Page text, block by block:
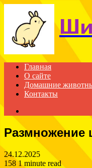
Главная
О сайте
Домашние
Контакты
Размножение
24.12.2025
1581 minute read